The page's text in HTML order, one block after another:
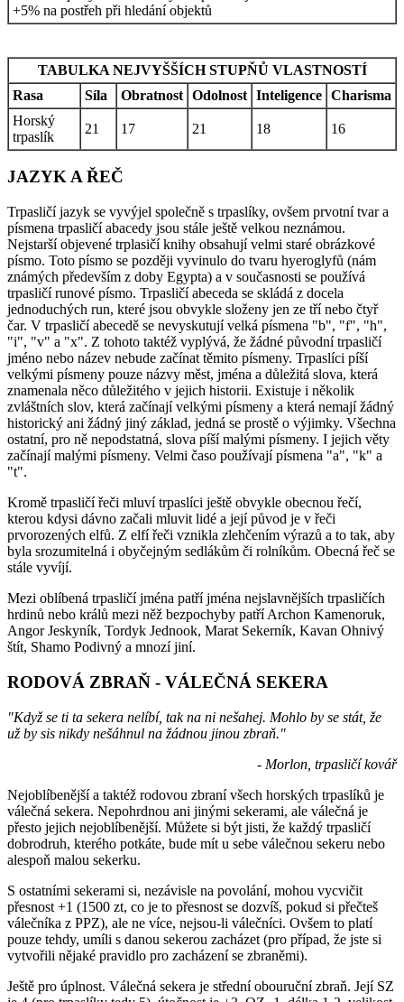
+5% na postřeh při hledání objektů
TABULKA NEJVYŠŠÍCH STUPŇŮ VLASTNOSTÍ
Rasa
Síla Obratnost Odolnost Inteligence Charisma
Horský
trpaslík
21 17 21 18 16
JAZYK A ŘEČ
Trpasličí jazyk se vyvýjel společně s trpaslíky, ovšem prvotní tvar a
písmena trpasličí abacedy jsou stále ještě velkou neznámou.
Nejstarší objevené trplasičí knihy obsahují velmi staré obrázkové
písmo. Toto písmo se později vyvinulo do tvaru hyeroglyfů (nám
známých především z doby Egypta) a v současnosti se používá
trpasličí runové písmo. Trpasličí abeceda se skládá z docela
jednoduchých run, které jsou obvykle složeny jen ze tří nebo čtyř
čar. V trpasličí abecedě se nevyskutují velká písmena "b", "f", "h",
"i", "v" a "x". Z tohoto taktéž vyplývá, že žádné původní trpasličí
jméno nebo název nebude začínat těmito písmeny. Trpaslíci píší
velkými písmeny pouze názvy měst, jména a důležitá slova, která
znamenala něco důležitého v jejich historii. Existuje i několik
zvláštních slov, která začínají velkými písmeny a která nemají žádný
historický ani žádný jiný základ, jedná se prostě o výjimky. Všechna
ostatní, pro ně nepodstatná, slova píší malými písmeny. I jejich věty
začínají malými písmeny. Velmi časo používají písmena "a", "k" a
"t".
Kromě trpasličí řeči mluví trpaslíci ještě obvykle obecnou řečí,
kterou kdysi dávno začali mluvit lidé a její původ je v řeči
prvorozených elfů. Z elfí řeči vznikla zlehčením výrazů a to tak, aby
byla srozumitelná i obyčejným sedlákům či rolníkům. Obecná řeč se
stále vyvíjí.
Mezi oblíbená trpasličí jména patří jména nejslavnějších trpasličích
hrdinů nebo králů mezi něž bezpochyby patří Archon Kamenoruk,
Angor Jeskyník, Tordyk Jednook, Marat Sekerník, Kavan Ohnivý
štít, Shamo Podivný a mnozí jiní.
RODOVÁ ZBRAŇ - VÁLEČNÁ SEKERA
"Když se ti ta sekera nelíbí, tak na ni nešahej. Mohlo by se stát, že
už by sis nikdy nešáhnul na žádnou jinou zbraň."
- Morlon, trpasličí kovář
Nejoblíbenější a taktéž rodovou zbraní všech horských trpaslíků je
válečná sekera. Nepohrdnou ani jinými sekerami, ale válečná je
přesto jejich nejoblíbenější. Můžete si být jisti, že každý trpasličí
dobrodruh, kterého potkáte, bude mít u sebe válečnou sekeru nebo
alespoň malou sekerku.
S ostatními sekerami si, nezávisle na povolání, mohou vycvičit
přesnost +1 (1500 zt, co je to přesnost se dozvíš, pokud si přečteš
válečníka z PPZ), ale ne více, nejsou-li válečníci. Ovšem to platí
pouze tehdy, umíli s danou sekerou zacházet (pro případ, že jste si
vytvořili nějaké pravidlo pro zacházení se zbraněmi).
Ještě pro úplnost. Válečná sekera je střední obouruční zbraň. Její SZ